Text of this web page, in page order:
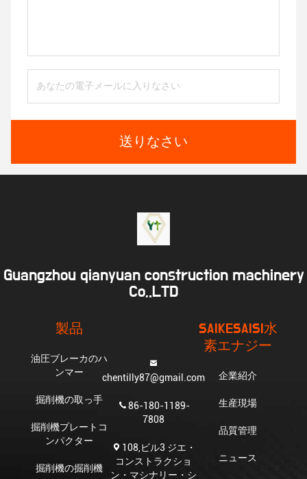
送りなさい
Guangzhou qianyuan construction machinery
Co,.LTD
製品
油圧ブレーカのハ
ンマー
掘削機の取っ手
掘削機プレートコ
ンパクター
掘削機の掘削機
chentilly87@gmail.com
86-180-1189-
7808
108,ビル3 ジエ・
コンストラクショ
ン・マシナリー・シ
SAIKESAISI水
素エナジー
企業紹介
生産現場
品質管理
ニュース